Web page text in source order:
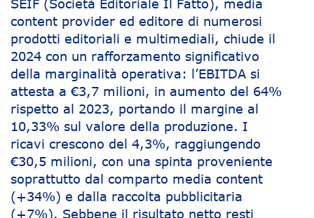
SEIF (Società Editoriale Il Fatto), media
content provider ed editore di numerosi
prodotti editoriali e multimediali, chiude il
2024 con un rafforzamento significativo
della marginalità operativa: l’EBITDA si
attesta a €3,7 milioni, in aumento del 64%
rispetto al 2023, portando il margine al
10,33% sul valore della produzione. I
ricavi crescono del 4,3%, raggiungendo
€30,5 milioni, con una spinta proveniente
soprattutto dal comparto media content
(+34%) e dalla raccolta pubblicitaria
(+7%). Sebbene il risultato netto resti